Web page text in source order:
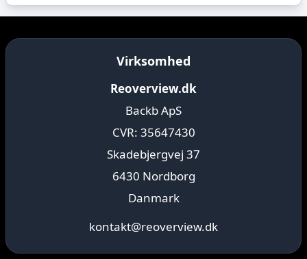
Virksomhed
Reoverview.dk
Backb ApS
CVR: 35647430
Skadebjergvej 37
6430 Nordborg
Danmark
kontakt@reoverview.dk